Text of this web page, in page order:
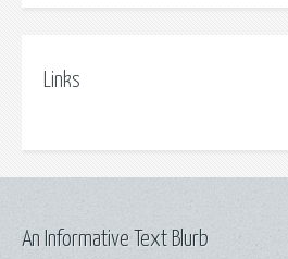
Links
An Informative Text Blurb